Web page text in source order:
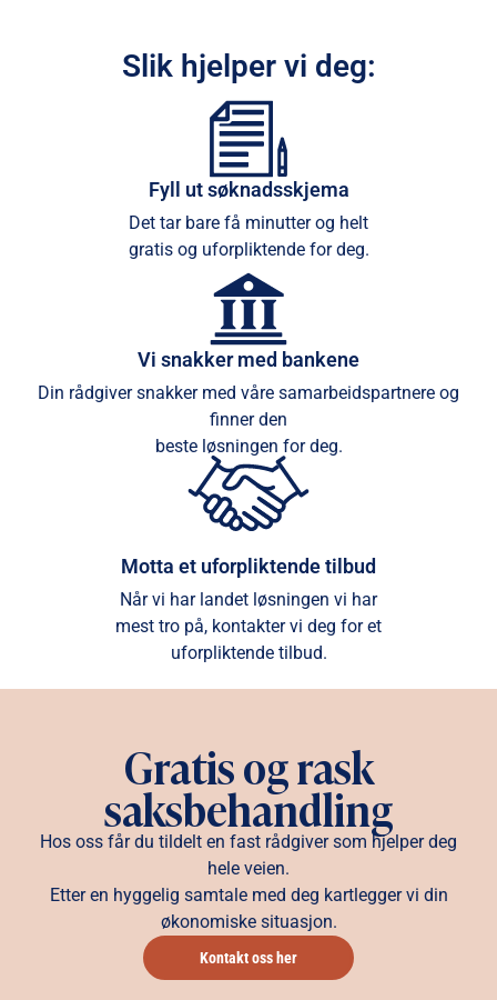
Slik hjelper vi deg:
Fyll ut søknadsskjema
Det tar bare få minutter og helt
gratis og uforpliktende for deg.
Vi snakker med bankene
Din rådgiver snakker med våre samarbeidspartnere og
finner den
beste løsningen for deg.
Motta et uforpliktende tilbud
Når vi har landet løsningen vi har
mest tro på, kontakter vi deg for et
uforpliktende tilbud.
Gratis og rask
saksbehandling
Hos oss får du tildelt en fast rådgiver som hjelper deg
hele veien.
Etter en hyggelig samtale med deg kartlegger vi din
økonomiske situasjon.
Kontakt oss her